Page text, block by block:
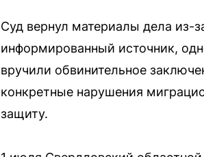
Суд вернул материалы дела из-
информированный источник,
вручили обвинительное
конкретные нарушения
защиту.